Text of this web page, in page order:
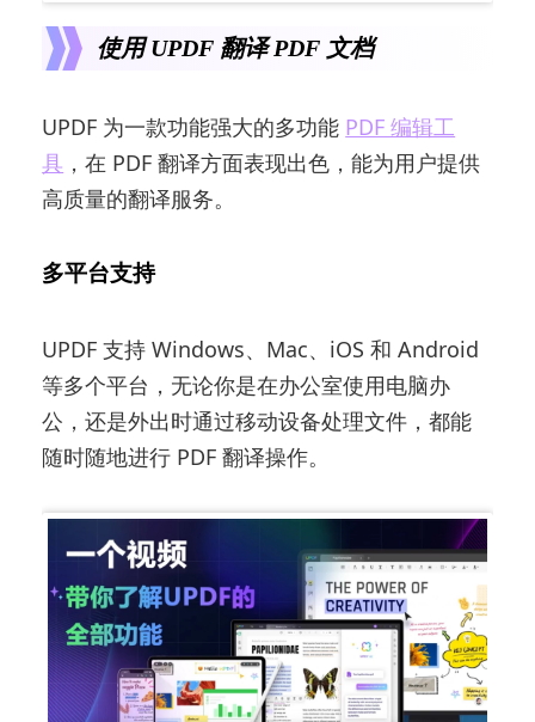
使用 UPDF 翻译 PDF 文档
UPDF 为一款功能强大的多功能 PDF 编辑工
具 ，在 PDF 翻译方面表现出色，能为用户提供
高质量的翻译服务。
多平台支持
UPDF 支持 Windows、Mac、iOS 和 Android
等多个平台，无论你是在办公室使用电脑办
公，还是外出时通过移动设备处理文件，都能
随时随地进行 PDF 翻译操作。